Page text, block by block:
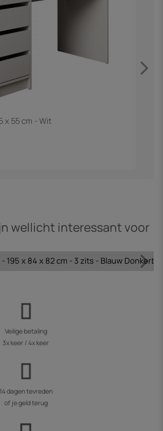
x 55 cm - Wit
wellicht interessant voor
195 x 84 x 82 cm - 3 zits - Blauw
Veilige betaling
3x keer / 4x keer
14 dagen tevreden
of je geld terug